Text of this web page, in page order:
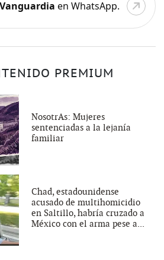
Vanguardia en WhatsApp.
PREMIUM
NosotrAs: Mujeres
sentenciadas a la lejanía
familiar
Chad, estadounidense
acusado de multihomicidio
en Saltillo, habría cruzado a
México con el arma pese a...